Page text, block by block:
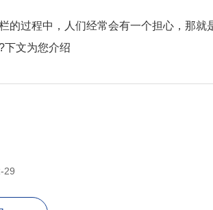
的过程中，人们经常会有一个担心，那就
下文为您介绍
29